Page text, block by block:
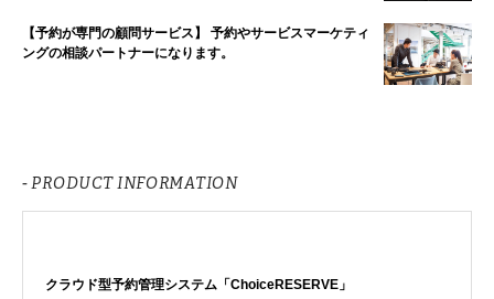
【予約が専門の顧問サービス】 予約やサービスマーケティ
ングの相談パートナーになります。
- PRODUCT INFORMATION
クラウド型予約管理システム「ChoiceRESERVE」